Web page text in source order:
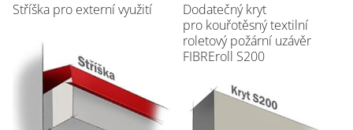
Stříška pro externí využití
Dodatečný kryt
pro kouřotěsný textilní
roletový požární uzávěr
FIBREroll S200
Přihlásit se k odběru novinek / Subscribe to news
Zásady zpracování osobních údajů / Privacy Policy